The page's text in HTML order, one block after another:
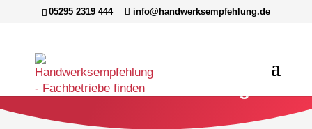
05295 2319 444 info@handwerksempfehlung.de
Datenschutzerklärung